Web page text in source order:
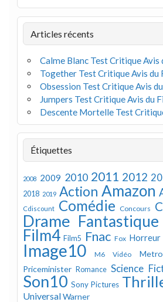
Articles récents
Calme Blanc Test Critique Avis
Together Test Critique Avis du
Obsession Test Critique Avis
Jumpers Test Critique Avis du
Descente Mortelle Test
Étiquettes
2008 2009 2010 2011 2012
2018 2019 Action Amazon
Cdiscount Comédie Concours
Drame Fantastique
Film4 Film5 Fnac Fox Horreur
Image10 M6 Vidéo
Priceminister Romance Science
Son10 Sony Pictures
UniversalWarner